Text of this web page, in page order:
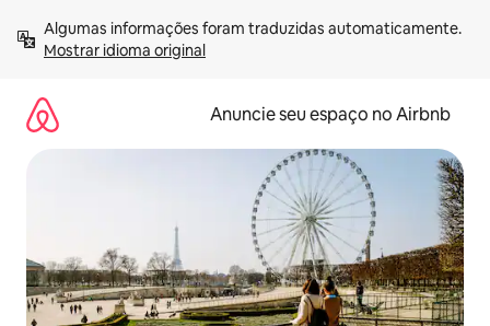
para
Mostrar idioma original
Anuncie seu espaço no Airbnb